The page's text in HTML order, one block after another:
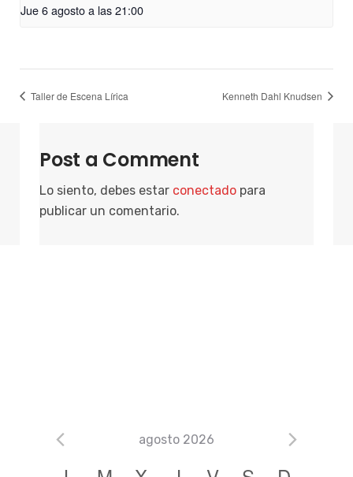
Jue 6 agosto a las 21:00
Taller de Escena Lírica Kenneth Dahl Knudsen
Post a Comment
Lo siento, debes estar conectado para
publicar un comentario.
agosto 2026